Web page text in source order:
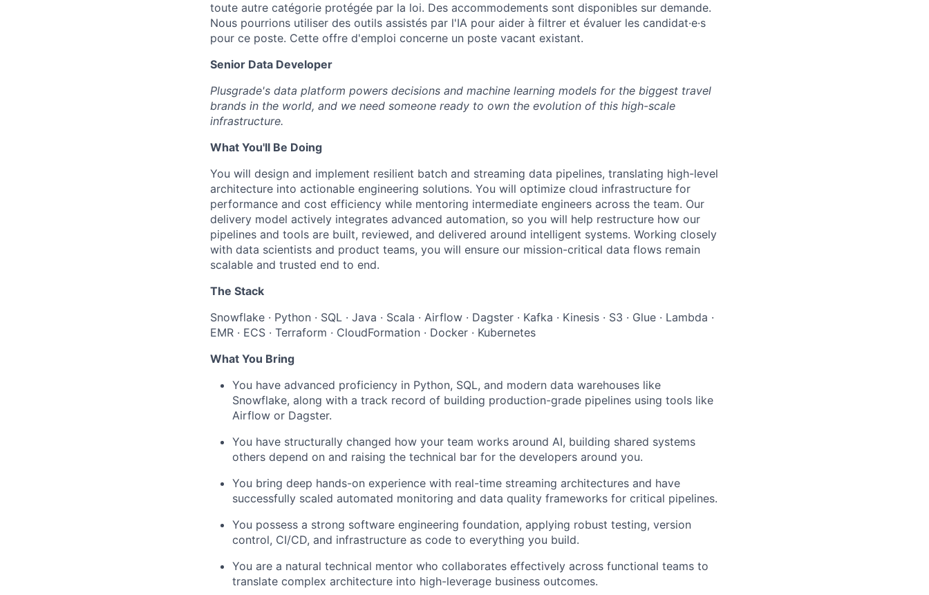
toute autre catégorie protégée par la loi. Des accommodements sont disponibles sur demande.
Nous pourrions utiliser des outils assistés par l'IA pour aider à filtrer et évaluer les candidat·e·s
pour ce poste. Cette offre d'emploi concerne un poste vacant existant.
Senior Data Developer
Plusgrade's data platform powers decisions and machine learning models for the biggest travel
brands in the world, and we need someone ready to own the evolution of this high-scale
infrastructure.
What You'll Be Doing
You will design and implement resilient batch and streaming data pipelines, translating high-level
architecture into actionable engineering solutions. You will optimize cloud infrastructure for
performance and cost efficiency while mentoring intermediate engineers across the team. Our
delivery model actively integrates advanced automation, so you will help restructure how our
pipelines and tools are built, reviewed, and delivered around intelligent systems. Working closely
with data scientists and product teams, you will ensure our mission-critical data flows remain
scalable and trusted end to end.
The Stack
Snowflake · Python · SQL · Java · Scala · Airflow · Dagster · Kafka · Kinesis · S3 · Glue · Lambda ·
EMR · ECS · Terraform · CloudFormation · Docker · Kubernetes
What You Bring
You have advanced proficiency in Python, SQL, and modern data warehouses like
Snowflake, along with a track record of building production-grade pipelines using tools like
Airflow or Dagster.
You have structurally changed how your team works around AI, building shared systems
others depend on and raising the technical bar for the developers around you.
You bring deep hands-on experience with real-time streaming architectures and have
successfully scaled automated monitoring and data quality frameworks for critical pipelines.
You possess a strong software engineering foundation, applying robust testing, version
control, CI/CD, and infrastructure as code to everything you build.
You are a natural technical mentor who collaborates effectively across functional teams to
translate complex architecture into high-leverage business outcomes.